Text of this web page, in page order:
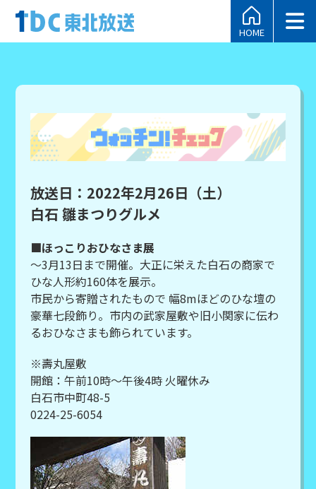
HOME
放送日：2022年2月26日（土）
白石 雛まつりグルメ
■ほっこりおひなさま展
～3月13日まで開催。大正に栄えた白石の商家で
ひな人形約160体を展示。
市民から寄贈されたもので 幅8mほどのひな壇の
豪華七段飾り。市内の武家屋敷や旧小関家に伝わ
るおひなさまも飾られています。
※壽丸屋敷
開館：午前10時～午後4時 火曜休み
白石市中町48-5
0224-25-6054